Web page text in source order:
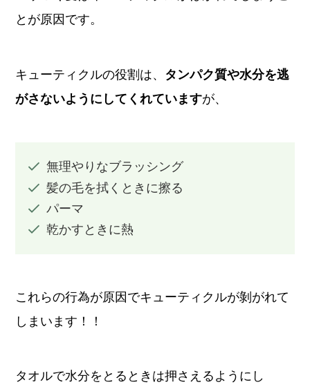
とが原因 です。
キューティクルの役割は、 タンパク質や水分を逃
がさないようにしてくれていますが、
無理やりなブラッシング
髪の毛を拭くときに擦る
パーマ
乾かすときに熱
これらの行為が原因でキューティクルが剝がれて
しまいます！！
タオルで水分をとるときは押さえるようにし